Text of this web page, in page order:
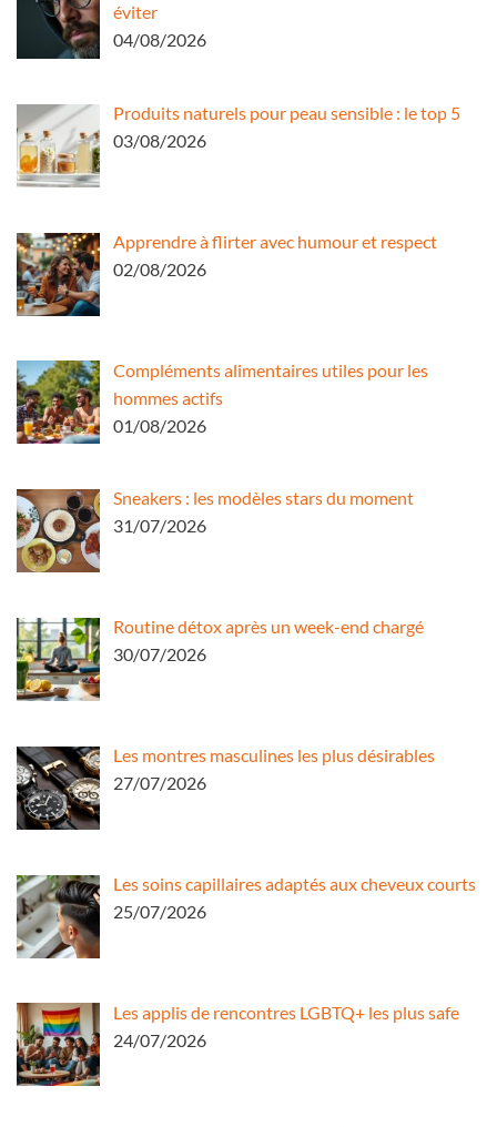
éviter
04/08/2026
Produits naturels pour peau sensible : le top 5
03/08/2026
Apprendre à flirter avec humour et respect
02/08/2026
Compléments alimentaires utiles pour les
hommes actifs
01/08/2026
Sneakers : les modèles stars du moment
31/07/2026
Routine détox après un week-end chargé
30/07/2026
Les montres masculines les plus désirables
27/07/2026
Les soins capillaires adaptés aux cheveux courts
25/07/2026
Les applis de rencontres LGBTQ+ les plus safe
24/07/2026